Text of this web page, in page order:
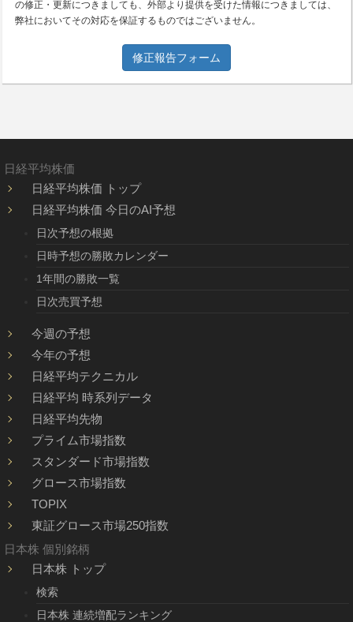
の修正・更新につきましても、外部より提供を受けた情報につきましては、
弊社においてその対応を保証するものではございません。
修正報告フォーム
日経平均株価
日経平均株価 トップ
日経平均株価 今日のAI予想
日次予想の根拠
日時予想の勝敗カレンダー
1年間の勝敗一覧
日次売買予想
今週の予想
今年の予想
日経平均テクニカル
日経平均 時系列データ
日経平均先物
プライム市場指数
スタンダード市場指数
グロース市場指数
TOPIX
東証グロース市場250指数
日本株 個別銘柄
日本株 トップ
検索
日本株 連続増配ランキング